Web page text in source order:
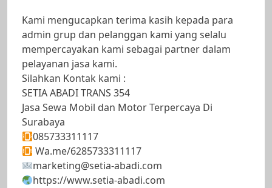
Kami mengucapkan terima kasih kepada para
admin grup dan pelanggan kami yang selalu
mempercayakan kami sebagai partner dalam
pelayanan jasa kami.
Silahkan Kontak kami :
SETIA ABADI TRANS 354
Jasa Sewa Mobil dan Motor Terpercaya Di
Surabaya
085733311117
Wa.me/6285733311117
marketing@setia-abadi.com
https://www.setia-abadi.com